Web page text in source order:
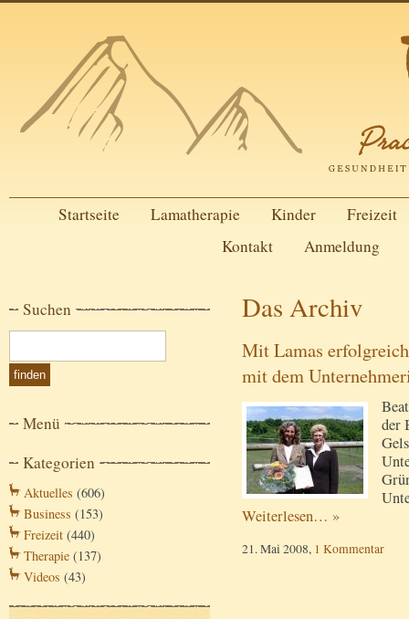
Startseite Lamatherapie Kinder
Freizeit
Kontakt
Anmeldung
Suchen
Menü
Kategorien
Aktuelles (606)
Business (153)
Freizeit (440)
Therapie (137)
Videos (43)
Das Archiv
Mit Lamas
mit dem
der
Weiterlesen… »
21. Mai 2008, 1 Kommentar